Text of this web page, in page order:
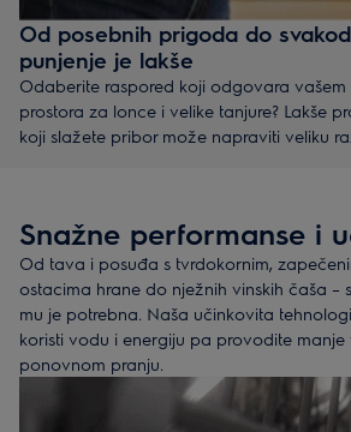
Od posebnih prigoda do
punjenje je lakše
Odaberite raspored koji odgovara vašem
prostora za lonce i velike tanjure? Lakše
koji slažete pribor može napraviti veliku
i omogućuje da ga unaprijed razvrstate
Također vam ostavlja više prostora ispod
Dvodijelna košara za pribor: brzo i
Želite puniti brže? Košara na donjoj
samo ubacite. A kada trebate više mjesta
košare – primjerice za tavu ili zdjelu za
možete podijeliti na dva manja dijela i
Snažne performanse i
Od tava i posuđa s tvrdokornim,
ostacima hrane do nježnih vinskih čaša –
mu je potrebna. Naša učinkovita
koristi vodu i energiju pa provodite manje
ponovnom pranju.